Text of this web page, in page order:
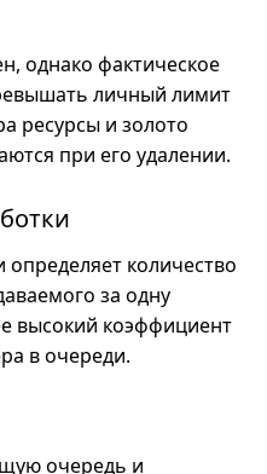
однако фактическое
личный лимит
ресурсы и золото
при его удалении.
количество
за одну
высокий коэффициент
в очереди.
очередь и